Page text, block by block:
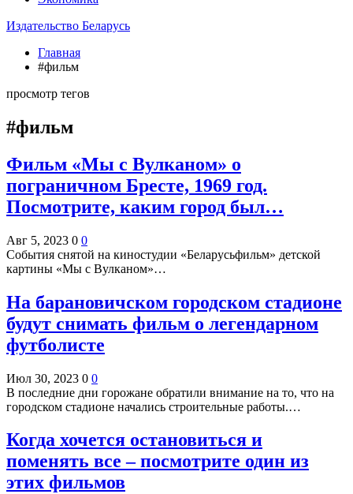
Издательство Беларусь
Главная
#фильм
просмотр тегов
#фильм
Фильм «Мы с Вулканом» о
пограничном Бресте, 1969 год.
Посмотрите, каким город был…
Авг 5, 2023 0 0
События снятой на киностудии «Беларусьфильм» детской
картины «Мы с Вулканом»…
На барановичском городском стадионе
будут снимать фильм о легендарном
футболисте
Июл 30, 2023 0 0
В последние дни горожане обратили внимание на то, что на
городском стадионе начались строительные работы.…
Когда хочется остановиться и
поменять все ‒ посмотрите один из
этих фильмов